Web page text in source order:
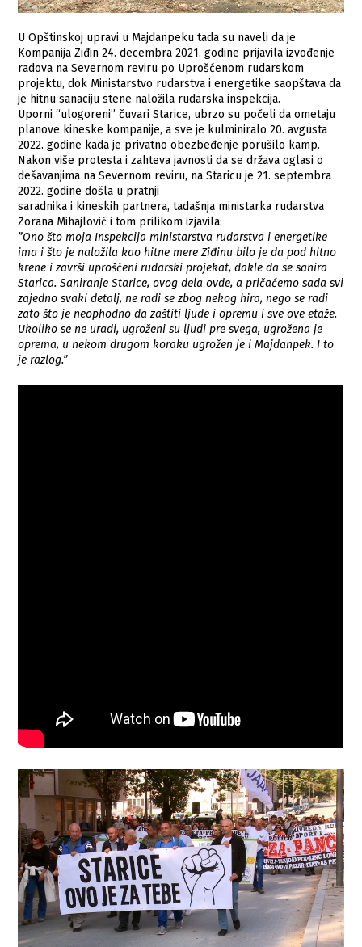
U Opštinskoj upravi u Majdanpeku tada su naveli da je
Kompanija Ziđin 24. decembra 2021. godine prijavila izvođenje
radova na Severnom reviru po Uprošćenom rudarskom
projektu, dok Ministarstvo rudarstva i energetike saopštava da
je hitnu sanaciju stene naložila rudarska inspekcija.
Uporni “ulogoreni” čuvari Starice, ubrzo su počeli da ometaju
planove kineske kompanije, a sve je kulminiralo 20. avgusta
2022. godine kada je privatno obezbeđenje porušilo kamp.
Nakon više protesta i zahteva javnosti da se država oglasi o
dešavanjima na Severnom reviru, na Staricu je 21. septembra
2022. godine došla u pratnji
saradnika i kineskih partnera, tadašnja ministarka rudarstva
Zorana Mihajlović i tom prilikom izjavila:
”Ono što moja Inspekcija ministarstva rudarstva i energetike
ima i što je naložila kao hitne mere Ziđinu bilo je da pod hitno
krene i završi uprošćeni rudarski projekat, dakle da se sanira
Starica. Saniranje Starice, ovog dela ovde, a pričaćemo sada svi
zajedno svaki detalj, ne radi se zbog nekog hira, nego se radi
zato što je neophodno da zaštiti ljude i opremu i sve ove etaže.
Ukoliko se ne uradi, ugroženi su ljudi pre svega, ugrožena je
oprema, u nekom drugom koraku ugrožen je i Majdanpek. I to
je razlog.”